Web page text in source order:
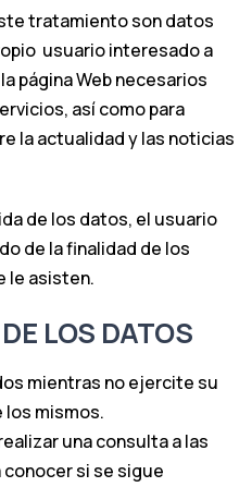
tratamiento son datos
usuario interesado a
página Web necesarios
así como para
la actualidad y las noticias
de los datos, el usuario
de la finalidad de los
le asisten.
LOS DATOS
mientras no ejercite su
los mismos.
una consulta a las
si se sigue